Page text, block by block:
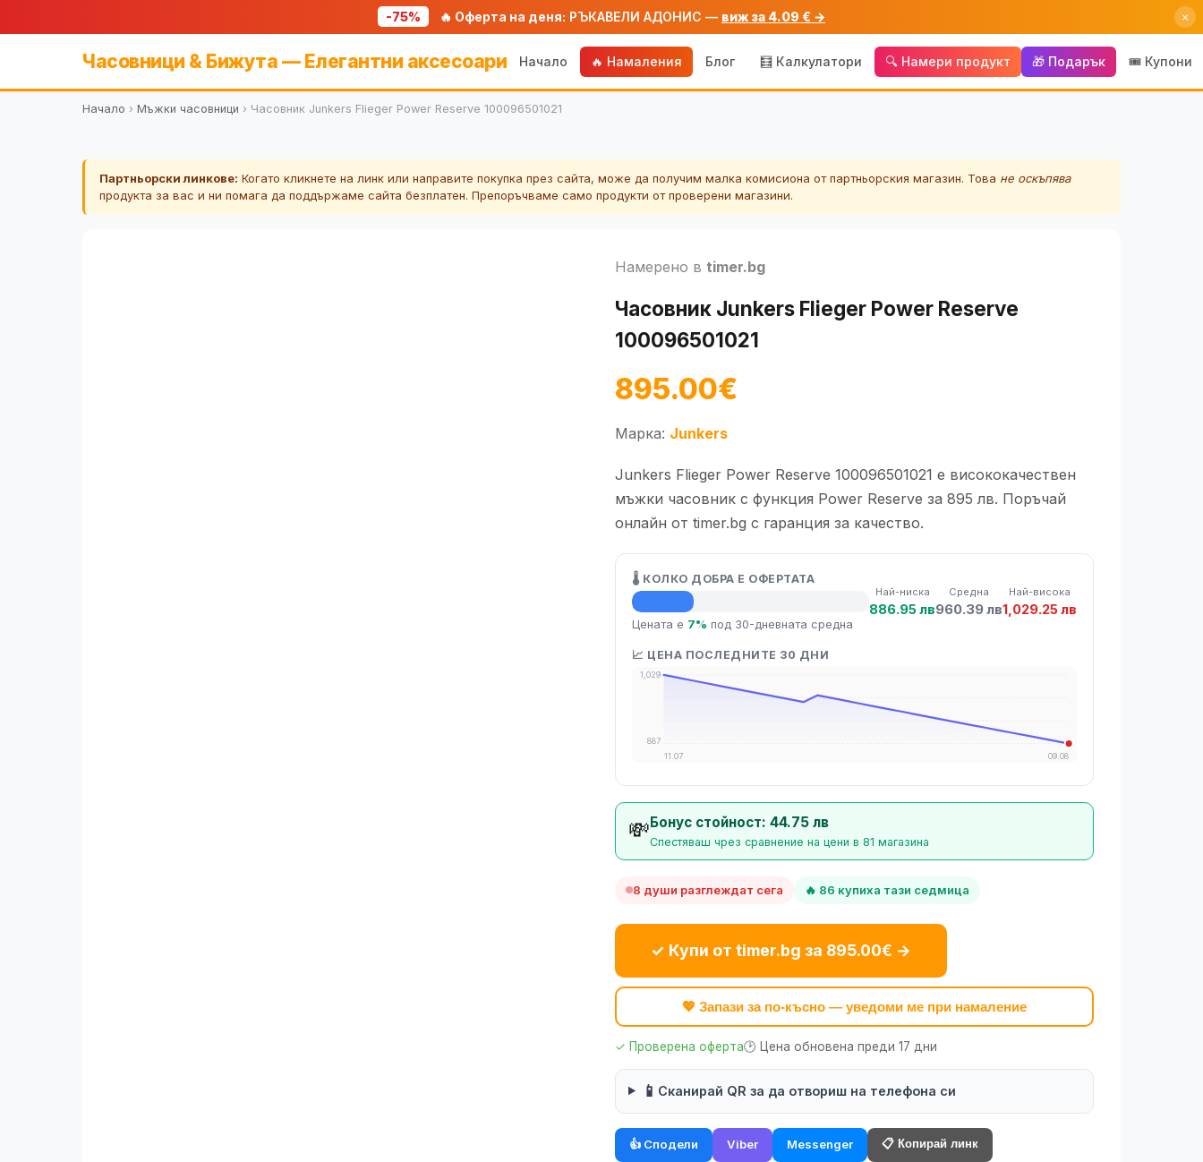
-75% 🔥 Оферта на деня: РЪКАВЕЛИ АДОНИС — виж за 4.09 € → ×
Часовници & Бижута — Елегантни аксесоари Начало 🔥 Намаления Блог 🧮 Калкулатори 🔍 Намери продукт 🎁 Подарък 🎟️ Купони
Начало › Мъжки часовници › Часовник Junkers Flieger Power Reserve 100096501021
Партньорски линкове: Когато кликнете на линк или направите покупка през сайта, може да получим малка комисиона от партньорския магазин. Това не оскъпява
продукта за вас и ни помага да поддържаме сайта безплатен. Препоръчваме само продукти от проверени магазини.
Намерено в timer.bg
Часовник Junkers Flieger Power Reserve
100096501021
895.00€
Марка: Junkers
Junkers Flieger Power Reserve 100096501021 е висококачествен
мъжки часовник с функция Power Reserve за 895 лв. Поръчай
онлайн от timer.bg с гаранция за качество.
🌡️ КОЛКО ДОБРА Е ОФЕРТАТА
💡 Средна цена
Цената е 7% под 30-дневната средна
Най-ниска
886.95 лв
Средна
960.39 лв
Най-висока
1,029.25 лв
📈 ЦЕНА ПОСЛЕДНИТЕ 30 ДНИ
1,029
887
11.07
09.08
💸Бонус стойност: 44.75 лв
Спестяваш чрез сравнение на цени в 81 магазина
8 души разглеждат сега 🔥 86 купиха тази седмица
✓ Купи от timer.bg за 895.00€ →
💖 Запази за по-късно — уведоми ме при намаление
✓ Проверена оферта🕑 Цена обновена преди 17 дни
📱 Сканирай QR за да отвориш на телефона си
👍 Сподели Viber Messenger 📋 Копирай линк